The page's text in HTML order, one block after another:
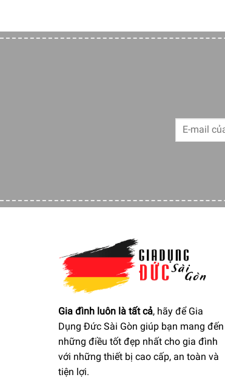
Tay cầmmangđường viền
Đi kèmcó mộtbộ lọc MAXTRA +
Mỗi bộ lọccung cấp150 lítnước lọc
Thay đổi bộ lọc hàng tháng để lọc
Gia đình luôn là tất cả, hãy để Gia
Dụng Đức Sài Gòn giúp bạn mang đến
những điều tốt đẹp nhất cho gia đình
với những thiết bị cao cấp, an toàn và
tiện lợi.